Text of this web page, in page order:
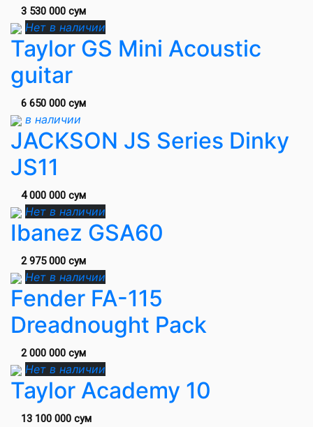
3 530 000 сум
Нет в наличии
Taylor GS Mini Acoustic
guitar
6 650 000 сум
в наличии
JACKSON JS Series Dinky
JS11
4 000 000 сум
Нет в наличии
Ibanez GSA60
2 975 000 сум
Нет в наличии
Fender FA-115
Dreadnought Pack
2 000 000 сум
Нет в наличии
Taylor Academy 10
13 100 000 сум